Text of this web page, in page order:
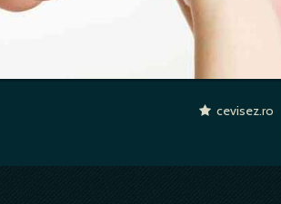
cevisez.ro